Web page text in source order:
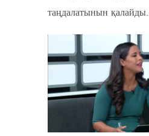
таңдалатынын қалайды.